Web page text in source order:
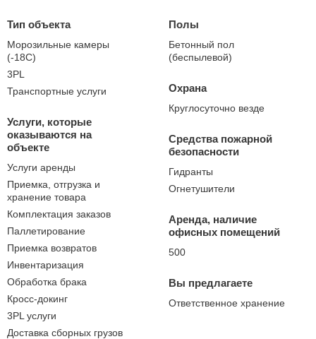
Тип объекта
Морозильные камеры
(-18С)
3PL
Транспортные услуги
Услуги, которые
оказываются на
объекте
Услуги аренды
Приемка, отгрузка и
хранение товара
Комплектация заказов
Паллетирование
Приемка возвратов
Инвентаризация
Обработка брака
Кросс-докинг
3PL услуги
Доставка сборных грузов
Полы
Бетонный пол
(беспылевой)
Охрана
Круглосуточно везде
Средства пожарной
безопасности
Гидранты
Огнетушители
Аренда, наличие
офисных помещений
500
Вы предлагаете
Ответственное хранение